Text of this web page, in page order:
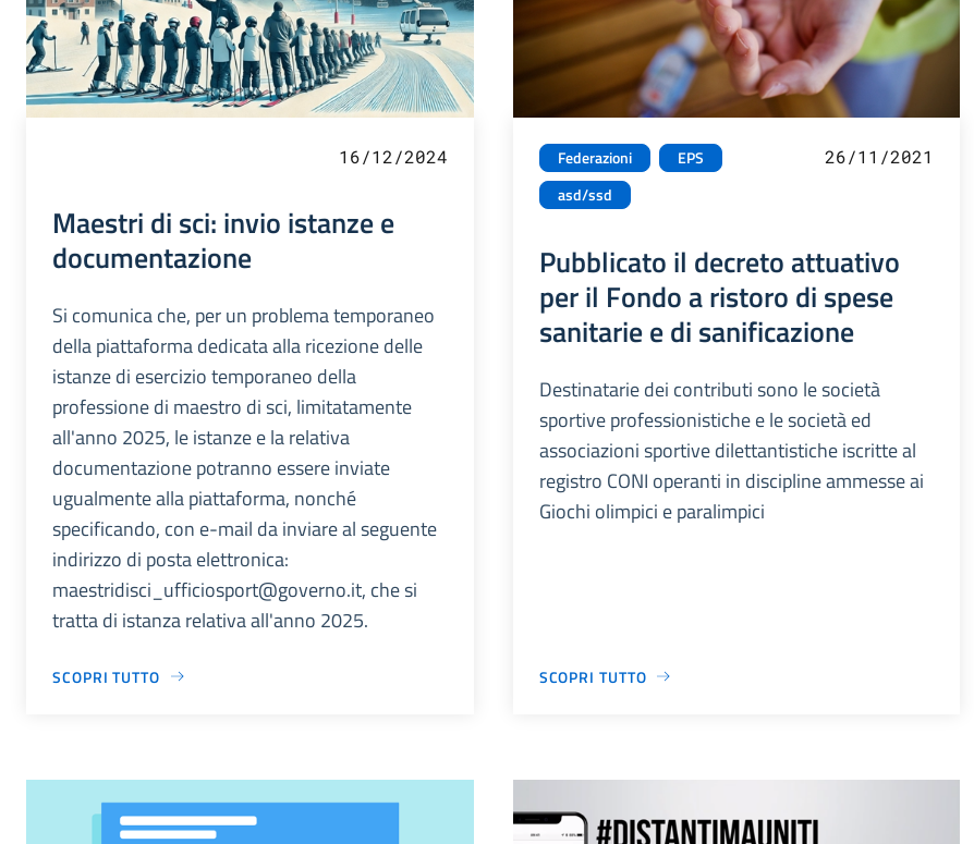
16/12/2024
Maestri di sci: invio istanze e
documentazione
Si comunica che, per un problema temporaneo
della piattaforma dedicata alla ricezione delle
istanze di esercizio temporaneo della
professione di maestro di sci, limitatamente
all'anno 2025, le istanze e la relativa
documentazione potranno essere inviate
ugualmente alla piattaforma, nonché
specificando, con e-mail da inviare al seguente
indirizzo di posta elettronica:
maestridisci_ufficiosport@governo.it, che si
tratta di istanza relativa all'anno 2025.
SCOPRI TUTTO
Federazioni
EPS
asd/ssd
26/11/2021
Pubblicato il decreto attuativo
per il Fondo a ristoro di spese
sanitarie e di sanificazione
Destinatarie dei contributi sono le società
sportive professionistiche e le società ed
associazioni sportive dilettantistiche iscritte al
registro CONI operanti in discipline ammesse ai
Giochi olimpici e paralimpici
SCOPRI TUTTO